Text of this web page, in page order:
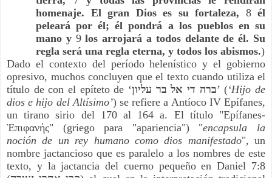
homenaje. El gran Dios es su fortaleza, 8 él
peleará por él; él pondrá a los pueblos en su
mano y 9 los arrojará a todos delante de él. Su
regla será una regla eterna, y todos los abismos.)
Dado el contexto del período helenístico y el gobierno
opresivo, muchos concluyen que el texto cuando utiliza el
título de con el epíteto de ‘ברה די אל בר עליון’ (‘Hijo de
dios e hijo del Altísimo’) se refiere a Antíoco IV Epífanes,
un tirano sirio del 170 al 164 a. El título "Epífanes-
Ἐπιφανής" (griego para "apariencia") "encapsula la
noción de un rey humano como dios manifestado", un
nombre jactancioso que es paralelo a los nombres de este
texto, y la jactancia del cuerno pequeño en Daniel 7:8